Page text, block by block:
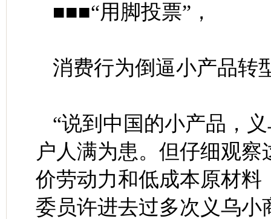
■■■“用脚投票”，
消费行为倒逼小产品转
“说到中国的小产品，
户人满为患。但仔细观
价劳动力和低成本原材料
委员许进去过多次义乌